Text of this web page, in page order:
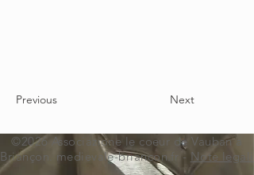
Previous Next
©2026 Associazione le coeur de Vauban a
Briançon. medievale-briancon.fr - Note legali